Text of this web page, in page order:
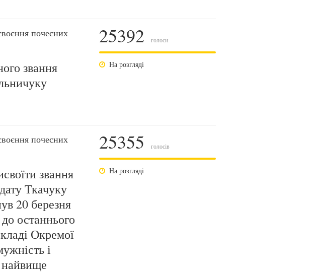
почесних
звання
25392 голоси
На розгляді
почесних
звання
Ткачуку
20 березня
останнього
Окремої
і
найвище
25355 голосів
На розгляді